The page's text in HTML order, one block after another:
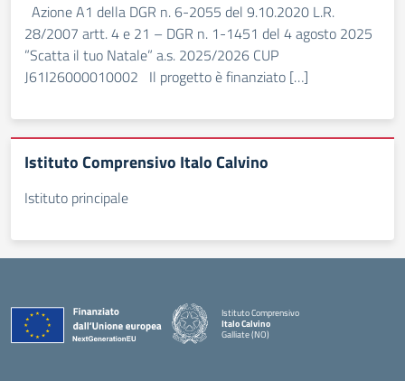
Azione A1 della DGR n. 6-2055 del 9.10.2020 L.R.
28/2007 artt. 4 e 21 – DGR n. 1-1451 del 4 agosto 2025
”Scatta il tuo Natale” a.s. 2025/2026 CUP
J61I26000010002 Il progetto è finanziato […]
Istituto Comprensivo Italo Calvino
Istituto principale
Istituto Comprensivo
Italo Calvino
Galliate (NO)